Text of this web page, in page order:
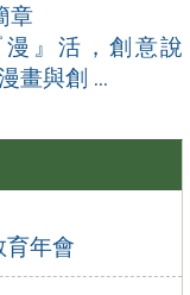
育年會
章
漫』活，創意說
畫與創 ...